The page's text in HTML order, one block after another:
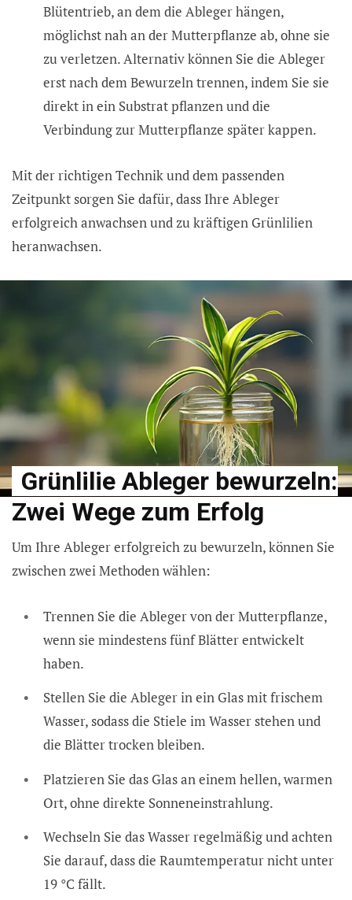
Blütentrieb, an dem die Ableger hängen,
möglichst nah an der Mutterpflanze ab, ohne sie
zu verletzen. Alternativ können Sie die Ableger
erst nach dem Bewurzeln trennen, indem Sie sie
direkt in ein Substrat pflanzen und die
Verbindung zur Mutterpflanze später kappen.
Mit der richtigen Technik und dem passenden
Zeitpunkt sorgen Sie dafür, dass Ihre Ableger
erfolgreich anwachsen und zu kräftigen Grünlilien
heranwachsen.
Grünlilie Ableger bewurzeln:
Zwei Wege zum Erfolg
Um Ihre Ableger erfolgreich zu bewurzeln, können Sie
zwischen zwei Methoden wählen:
Trennen Sie die Ableger von der Mutterpflanze,
wenn sie mindestens fünf Blätter entwickelt
haben.
Stellen Sie die Ableger in ein Glas mit frischem
Wasser, sodass die Stiele im Wasser stehen und
die Blätter trocken bleiben.
Platzieren Sie das Glas an einem hellen, warmen
Ort, ohne direkte Sonneneinstrahlung.
Wechseln Sie das Wasser regelmäßig und achten
Sie darauf, dass die Raumtemperatur nicht unter
19 °C fällt.